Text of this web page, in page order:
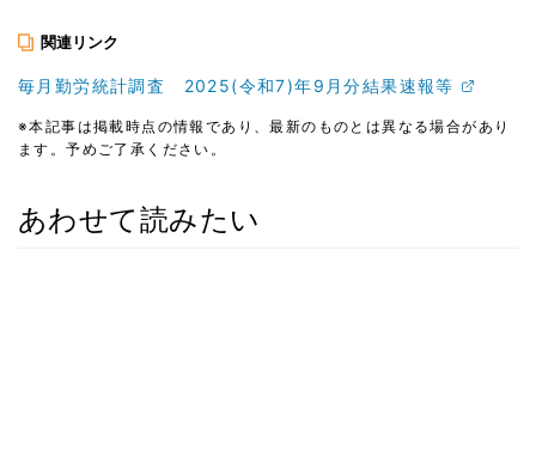
関連リンク
毎月勤労統計調査 2025(令和7)年9月分結果速報等
※本記事は掲載時点の情報であり、最新のものとは異なる場合があり
ます。予めご了承ください。
あわせて読みたい